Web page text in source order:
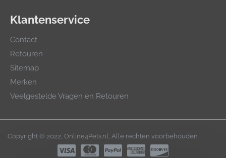
Klantenservice
Contact
Retouren
Sitemap
Merken
Veelgestelde Vragen en Retouren
Copyright © 2022, Online4Pets.nl, Alle rechten voorbehouden